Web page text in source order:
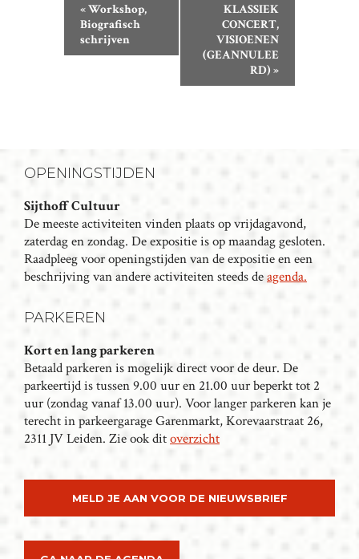
T
A
V
I
G
T
E
«Workshop,
Biografisch
schrijven
KLASSIEK
CONCERT,
VISIOENEN
(GEANNULEE
RD) »
OPENINGSTIJDEN
Sijthoff Cultuur
De meeste activiteiten vinden plaats op vrijdagavond,
zaterdag en zondag. De expositie is op maandag gesloten.
Raadpleeg voor openingstijden van de expositie en een
beschrijving van andere activiteiten steeds deagenda.
PARKEREN
Kort en lang parkeren
Betaald parkeren is mogelijk direct voor de deur. De
parkeertijd is tussen 9.00 uur en 21.00 uur beperkt tot 2
uur (zondag vanaf 13.00 uur). Voor langer parkeren kan je
terecht in parkeergarage Garenmarkt, Korevaarstraat 26,
2311 JV Leiden. Zie ook ditoverzicht
MELD JE AAN VOOR DE NIEUWSBRIEF